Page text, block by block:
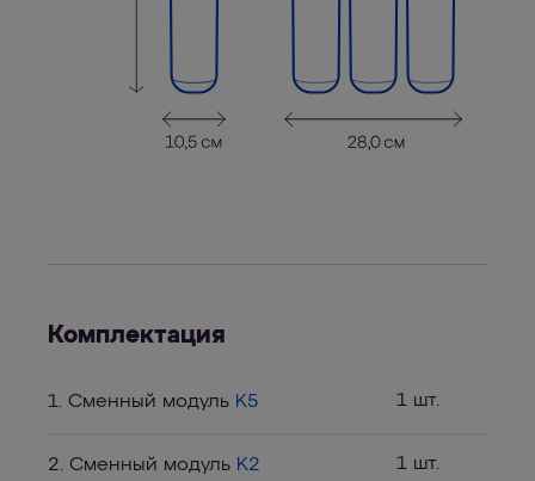
Комплектация
1. Сменный модуль K5 1 шт.
2. Сменный модуль K2 1 шт.